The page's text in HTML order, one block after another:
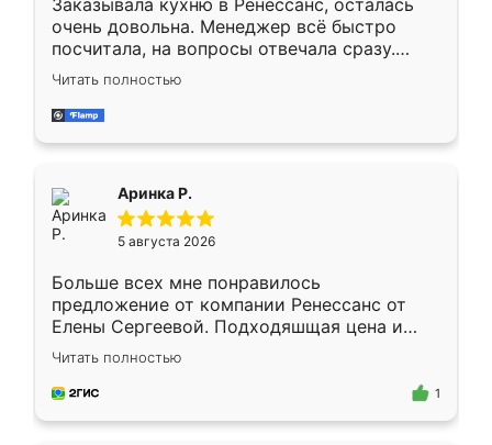
Заказывала кухню в Ренессанс, осталась
очень довольна. Менеджер всё быстро
посчитала, на вопросы отвечала сразу.
Замерщик приехал в субботу, подошёл к
делу со всей ответственностью. Собрали
за день, ребята работали аккуратно, даже
Читать полностью
Аринка Р.
5 августа 2026
Больше всех мне понравилось
предложение от компании Ренессанс от
Елены Сергеевой. Подходяшщая цена и
короткие сроки изготовления. Приехавший
для замера сотрудник Владислав
предложил по моему эскизу самый
Читать полностью
1